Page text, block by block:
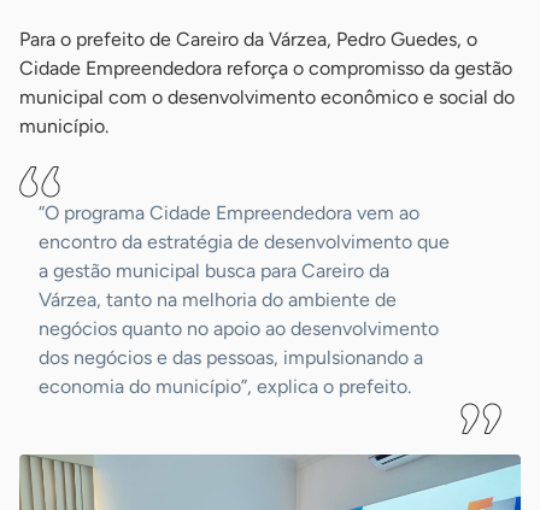
Para o prefeito de Careiro da Várzea, Pedro Guedes, o
Cidade Empreendedora reforça o compromisso da gestão
municipal com o desenvolvimento econômico e social do
município.
“O programa Cidade Empreendedora vem ao
encontro da estratégia de desenvolvimento que
a gestão municipal busca para Careiro da
Várzea, tanto na melhoria do ambiente de
negócios quanto no apoio ao desenvolvimento
dos negócios e das pessoas, impulsionando a
economia do município”, explica o prefeito.